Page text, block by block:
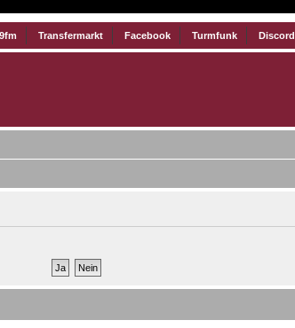
Transfermarkt Facebook Turmfunk Discord